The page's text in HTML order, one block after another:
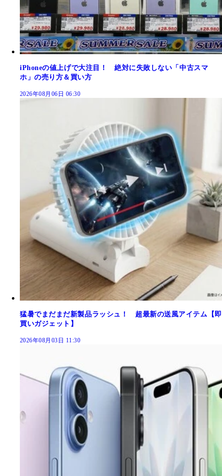
iPhoneの値上げで大注目！ 絶対に失敗しない「中古スマ
ホ」の売り方＆買い方
2026年08月06日 06:30
猛暑でまだまだ新製品ラッシュ！ 超最新の送風アイテム【即
買いガジェット】
2026年08月03日 11:30